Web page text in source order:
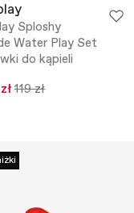
Sploshy
Water Play Set
do kąpieli
119 zł